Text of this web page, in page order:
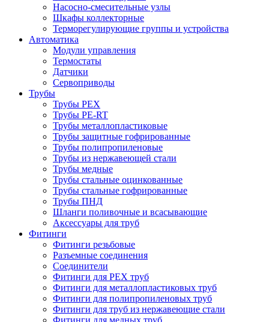
Насосно-смесительные узлы
Шкафы коллекторные
Терморегулирующие группы и устройства
Автоматика
Модули управления
Термостаты
Датчики
Сервоприводы
Трубы
Трубы PEX
Трубы PE-RT
Трубы металлопластиковые
Трубы защитные гофрированные
Трубы полипропиленовые
Трубы из нержавеющей стали
Трубы медные
Трубы стальные оцинкованные
Трубы стальные гофрированные
Трубы ПНД
Шланги поливочные и всасывающие
Аксессуары для труб
Фитинги
Фитинги резьбовые
Разъемные соединения
Соединители
Фитинги для PEX труб
Фитинги для металлопластиковых труб
Фитинги для полипропиленовых труб
Фитинги для труб из нержавеющие стали
Фитинги для медных труб